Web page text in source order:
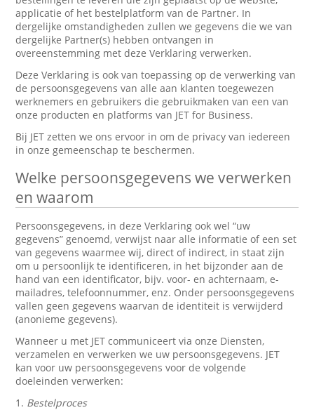
applicatie of het bestelplatform van de Partner. In
dergelijke omstandigheden zullen we gegevens die we van
dergelijke Partner(s) hebben ontvangen in
overeenstemming met deze Verklaring verwerken.
Deze Verklaring is ook van toepassing op de verwerking van
de persoonsgegevens van alle aan klanten toegewezen
werknemers en gebruikers die gebruikmaken van een van
onze producten en platforms van JET for Business.
Bij JET zetten we ons ervoor in om de privacy van iedereen
in onze gemeenschap te beschermen.
Welke persoonsgegevens we verwerken
en waarom
Persoonsgegevens, in deze Verklaring ook wel “uw
gegevens” genoemd, verwijst naar alle informatie of een set
van gegevens waarmee wij, direct of indirect, in staat zijn
om u persoonlijk te identificeren, in het bijzonder aan de
hand van een identificator, bijv. voor- en achternaam, e-
mailadres, telefoonnummer, enz. Onder persoonsgegevens
vallen geen gegevens waarvan de identiteit is verwijderd
(anonieme gegevens).
Wanneer u met JET communiceert via onze Diensten,
verzamelen en verwerken we uw persoonsgegevens. JET
kan voor uw persoonsgegevens voor de volgende
doeleinden verwerken:
1. Bestelproces